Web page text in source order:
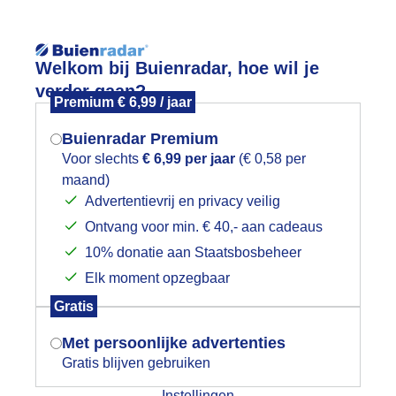
Welkom bij Buienradar, hoe wil je
verder gaan?
Premium € 6,99 / jaar
Buienradar Premium
Voor slechts € 6,99 per jaar (€ 0,58 per
maand)
Advertentievrij en privacy veilig
Ontvang voor min. € 40,- aan cadeaus
10% donatie aan Staatsbosbeheer
Elk moment opzegbaar
Gratis
Met persoonlijke advertenties
Gratis blijven gebruiken
Lees meer.
Foto en video Weerzine
Zoeken in
zon/felblauwe
Mogen we je locatie gebruiken voor
het weer?
Indien je hier nog geen akkoord op hebt
gegeven, verschijnt er zo een pop-up uit
je browser waarin deze toestemming
gevraagd wordt.